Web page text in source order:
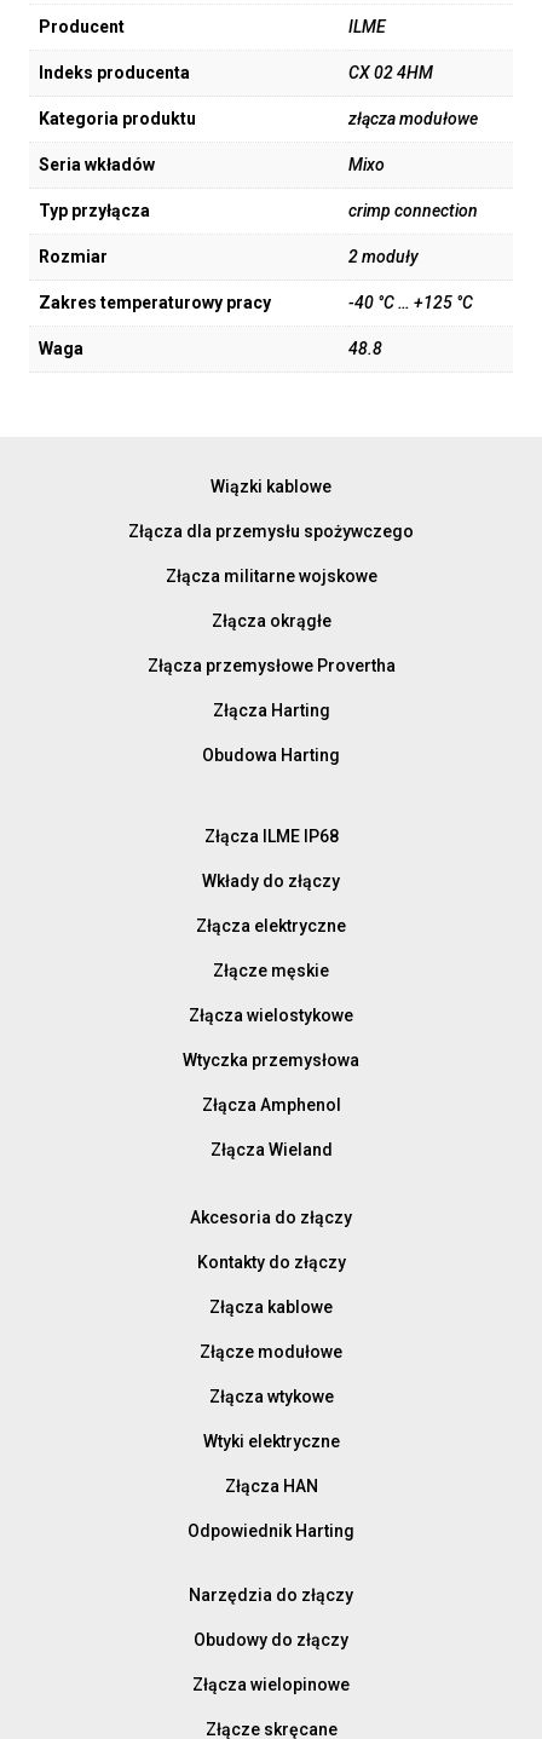
Producent ILME
Indeks producenta CX 02 4HM
Kategoria produktu złącza modułowe
Seria wkładów Mixo
Typ przyłącza crimp connection
Rozmiar 2 moduły
Zakres temperaturowy pracy -40 °C … +125 °C
Waga 48.8
Wiązki kablowe
Złącza dla przemysłu spożywczego
Złącza militarne wojskowe
Złącza okrągłe
Złącza przemysłowe Provertha
Złącza Harting
Obudowa Harting
Złącza ILME IP68
Wkłady do złączy
Złącza elektryczne
Złącze męskie
Złącza wielostykowe
Wtyczka przemysłowa
Złącza Amphenol
Złącza Wieland
Akcesoria do złączy
Kontakty do złączy
Złącza kablowe
Złącze modułowe
Złącza wtykowe
Wtyki elektryczne
Złącza HAN
Odpowiednik Harting
Narzędzia do złączy
Obudowy do złączy
Złącza wielopinowe
Złącze skręcane